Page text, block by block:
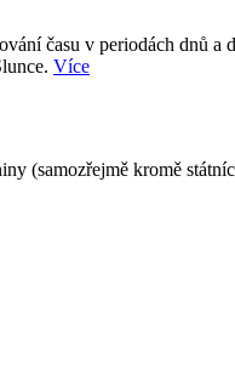
času v periodách dnů
Více
(samozřejmě kromě